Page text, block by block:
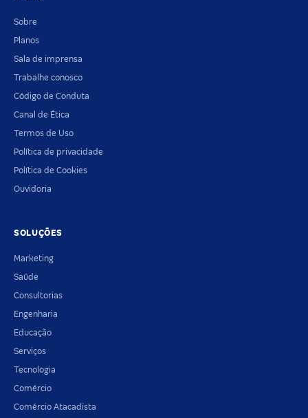
Sobre
Planos
Sala de imprensa
Trabalhe conosco
Código de Conduta
Canal de Ética
Termos de Uso
Política de privacidade
Política de Cookies
Ouvidoria
SOLUÇÕES
Marketing
Saúde
Consultorias
Engenharia
Educação
Serviços
Tecnologia
Comércio
Comércio Atacadista